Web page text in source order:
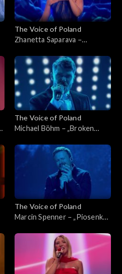
The Voice of Poland
Zhanetta Saparava –
Poland”, Live 1, 8 listopada
2025
The Voice of Poland
Michael Böhm – „Broken
Poland”, Live 1, 8 listopada
The Voice of Poland
Marcin Spenner – „Piosenka
Poland”, Live 1, 8 listopada